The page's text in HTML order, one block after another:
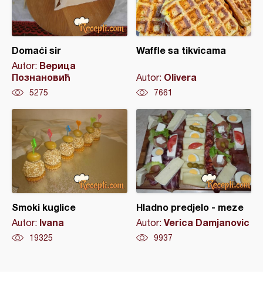
Domaći sir
Autor: Верица
Познановић
5275
Waffle sa tikvicama
Autor: Olivera
7661
Smoki kuglice
Autor: Ivana
19325
Hladno predjelo - meze
Autor: Verica Damjanovic
9937